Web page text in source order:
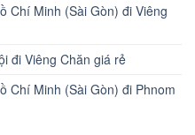
Chí Minh (Sài Gòn) đi Viêng
đi Viêng Chăn giá rẻ
Chí Minh (Sài Gòn) đi Phnom